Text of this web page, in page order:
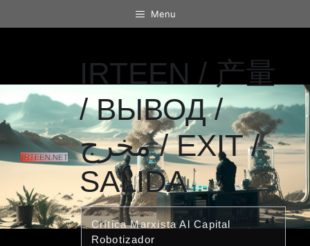
al
Menu
IRTEEN / 产量
/ ВЫВОД /
مخرج / EXIT /
SALIDA
Crítica Marxista Al Capital
Robotizador